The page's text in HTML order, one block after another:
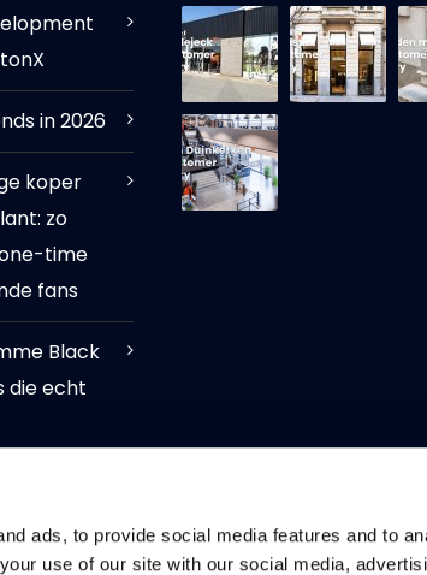
ads, to provide social media features and to
use of our site with our social media,
in 2026
koper
zo
time
fans
Black
die echt